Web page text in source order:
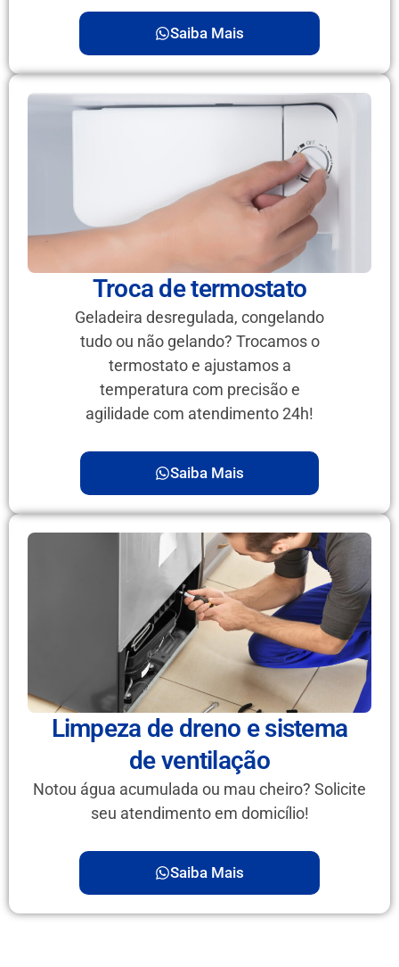
Saiba Mais
Troca de termostato
Geladeira desregulada, congelando
tudo ou não gelando? Trocamos o
termostato e ajustamos a
temperatura com precisão e
agilidade com atendimento 24h!
Saiba Mais
Limpeza de dreno e sistema
de ventilação
Notou água acumulada ou mau cheiro? Solicite
seu atendimento em domicílio!
Saiba Mais